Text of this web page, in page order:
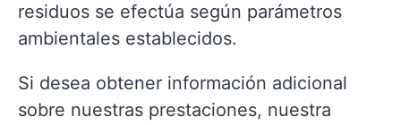
residuos se efectúa según parámetros
ambientales establecidos.
Si desea obtener información adicional
sobre nuestras prestaciones, nuestra